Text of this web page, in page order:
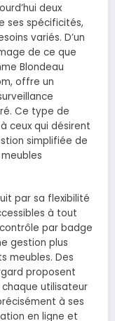
deux
ses spécificités,
variés. D’un
de ce que
Blondeau
offre un
Ce type de
ceux qui désirent
simplifiée de
par sa flexibilité
à tout
par badge
gestion plus
meubles. Des
proposent
utilisateur
à ses
en ligne et